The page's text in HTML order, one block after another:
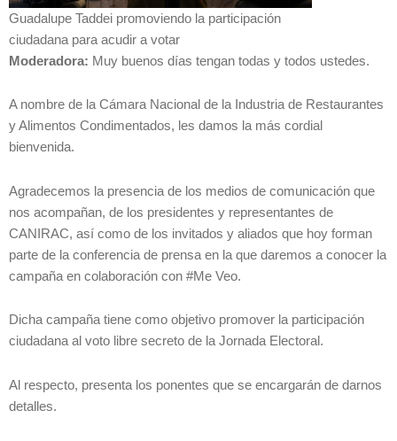
Guadalupe Taddei promoviendo la participación
ciudadana para acudir a votar
Moderadora: Muy buenos días tengan todas y todos ustedes.
A nombre de la Cámara Nacional de la Industria de Restaurantes
y Alimentos Condimentados, les damos la más cordial
bienvenida.
Agradecemos la presencia de los medios de comunicación que
nos acompañan, de los presidentes y representantes de
CANIRAC, así como de los invitados y aliados que hoy forman
parte de la conferencia de prensa en la que daremos a conocer la
campaña en colaboración con #Me Veo.
Dicha campaña tiene como objetivo promover la participación
ciudadana al voto libre secreto de la Jornada Electoral.
Al respecto, presenta los ponentes que se encargarán de darnos
detalles.